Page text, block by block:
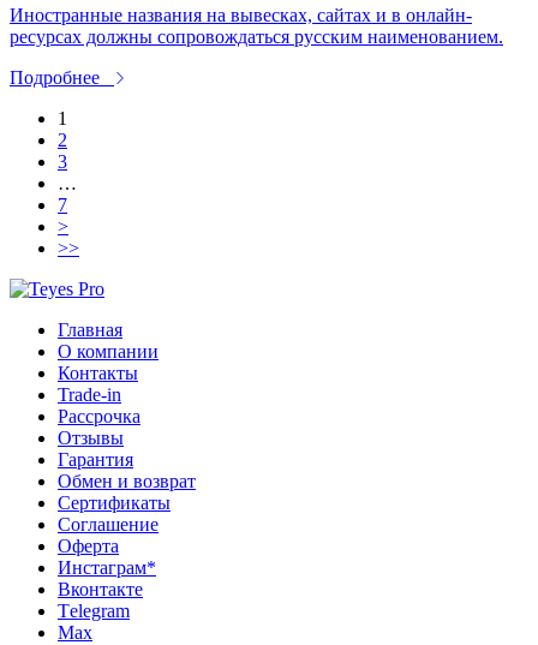
Иностранные названия на вывесках, сайтах и в онлайн-
ресурсах должны сопровождаться русским наименованием.
Подробнее
1
2
3
…
7
>
>>
Главная
О компании
Контакты
Trade-in
Рассрочка
Отзывы
Гарантия
Обмен и возврат
Сертификаты
Соглашение
Оферта
Инcтаграм*
Вконтакте
Тelegram
Max